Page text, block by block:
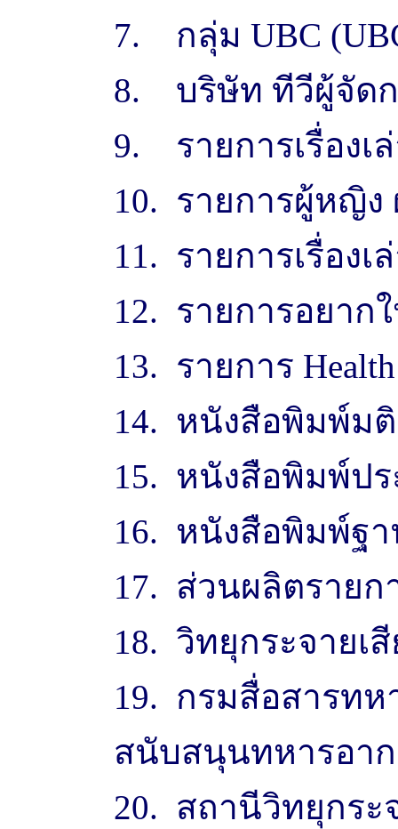
7. กลุ่ม UBC
8. บริษัท ทีวีผู้จัดก
9. รายการเรื่องเ
10. รายการผู้หญิง
11. รายการเรื่อง
12. รายการอยาก
13. รายการ
14. หนังสือพิมพ์ม
15. หนังสือพิมพ์ป
16. หนังสือพิมพ์ฐา
17. ส่วนผลิตราย
18. วิทยุกระจายเ
19. กรมสื่อสารท
สนับสนุนทหารอา
20. สถานีวิทยุกระ